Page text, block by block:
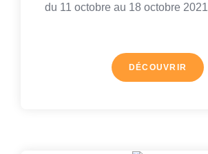
du 11 octobre au 18 octobre 2021
DÉCOUVRIR